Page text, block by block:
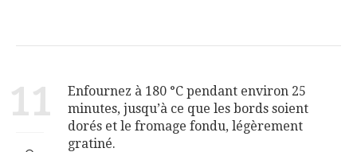
11
Enfournez à 180 °C pendant environ 25
minutes, jusqu’à ce que les bords soient
dorés et le fromage fondu, légèrement
gratiné.